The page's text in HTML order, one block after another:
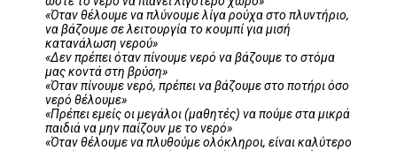
«Όταν θέλουμε να πλύνουμε λίγα ρούχα στο πλυντήριο,
να βάζουμε σε λειτουργία το κουμπί για μισή
κατανάλωση νερού»
«Δεν πρέπει όταν πίνουμε νερό να βάζουμε το στόμα
μας κοντά στη βρύση»
«Όταν πίνουμε νερό, πρέπει να βάζουμε στο ποτήρι όσο
νερό θέλουμε»
«Πρέπει εμείς οι μεγάλοι (μαθητές) να πούμε στα μικρά
παιδιά να μην παίζουν με το νερό»
«Όταν θέλουμε να πλυθούμε ολόκληροι, είναι καλύτερο